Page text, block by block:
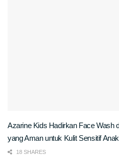
Azarine Kids Hadirkan Face Wash dan Moisturizer
yang Aman untuk Kulit Sensitif Anak
18 SHARES